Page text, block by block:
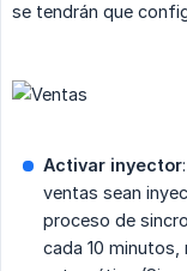
se tendrán que
Activar inyector
ventas sean
proceso de
cada 10